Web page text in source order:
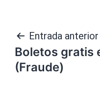
de
Entrada anterior
Boletos gratis
(Fraude)